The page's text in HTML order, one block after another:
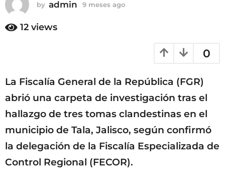
s
a
g
by admin 9 meses ago
o
12 views
0
La Fiscalía General de la República (FGR)
abrió una carpeta de investigación tras el
hallazgo de tres tomas clandestinas en el
municipio de Tala, Jalisco, según confirmó
la delegación de la Fiscalía Especializada de
Control Regional (FECOR).